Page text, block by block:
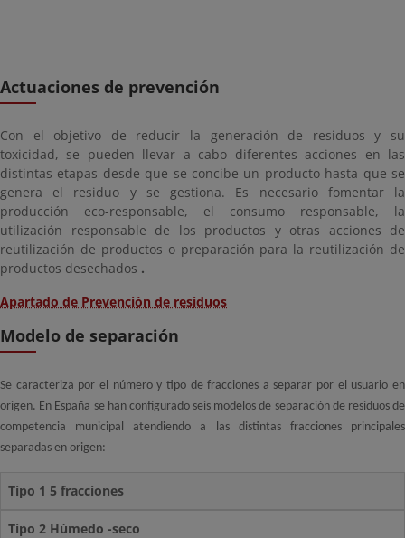
Actuaciones de prevención
Con el objetivo de reducir la generación de residuos y su
toxicidad, se pueden llevar a cabo diferentes acciones en las
distintas etapas desde que se concibe un producto hasta que se
genera el residuo y se gestiona. Es necesario fomentar la
producción eco-responsable, el consumo responsable, la
utilización responsable de los productos y otras acciones de
reutilización de productos o preparación para la reutilización de
productos desechados .
Apartado de Prevención de residuos
Modelo de separación
Se caracteriza por el número y tipo de fracciones a separar por el usuario en
origen. En España se han configurado seis modelos de separación de residuos de
competencia municipal atendiendo a las distintas fracciones principales
separadas en origen:
Tipo 1 5 fracciones
Tipo 2 Húmedo -seco